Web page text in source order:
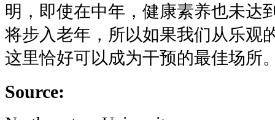
明，即使在中年，健康素养也未达
将步入老年，所以如果我们从乐观
这里恰好可以成为干预的最佳场所
Source: